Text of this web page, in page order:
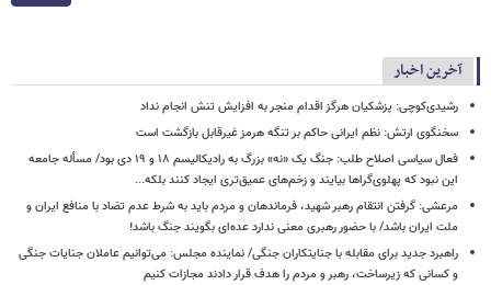
آخرین اخبار
رشیدی‌کوچی: پزشکیان هرگز اقدام منجر به افزایش تنش انجام نداد
سخنگوی ارتش: نظم ایرانی حاکم بر تنگه هرمز غیرقابل بازگشت است
فعال سیاسی اصلاح طلب: جنگ یک «نه» بزرگ به رادیکالیسم ۱۸ و ۱۹ دی بود/ مسأله جامعه
این نبود که پهلوی‌گراها بیایند و زخم‌های عمیق‌تری ایجاد کنند بلکه...
مرعشی: گرفتن انتقام رهبر شهید، فرماندهان و مردم باید به شرط عدم تضاد با منافع ایران و
ملت ایران باشد/ با حضور رهبری معنی ندارد عده‌ای بگویند جنگ باشد!
راهبرد جدید برای مقابله با جنایتکاران جنگی/ نماینده مجلس: می‌توانیم عاملان جنایات جنگی
و کسانی که زیرساخت‌، رهبر و مردم را هدف قرار دادند مجازات کنیم